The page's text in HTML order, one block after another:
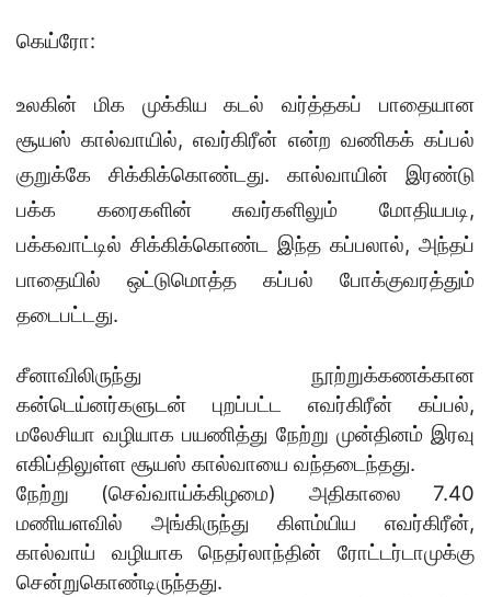
கெய்ரோ:
உலகின் மிக முக்கிய கடல் வர்த்தகப் பாதையான
சூயஸ் கால்வாயில், எவர்கிரீன் என்ற வணிகக் கப்பல்
குறுக்கே சிக்கிக்கொண்டது. கால்வாயின் இரண்டு
பக்க கரைகளின் சுவர்களிலும் மோதியபடி,
பக்கவாட்டில் சிக்கிக்கொண்ட இந்த கப்பலால், அந்தப்
பாதையில் ஒட்டுமொத்த கப்பல் போக்குவரத்தும்
தடைபட்டது.
சீனாவிலிருந்து நூற்றுக்கணக்கான
கன்டெய்னர்களுடன் புறப்பட்ட எவர்கிரீன் கப்பல்,
மலேசியா வழியாக பயணித்து நேற்று முன்தினம் இரவு
எகிப்திலுள்ள சூயஸ் கால்வாயை வந்தடைந்தது.
நேற்று (செவ்வாய்க்கிழமை) அதிகாலை 7.40
மணியளவில் அங்கிருந்து கிளம்யிய எவர்கிரீன்,
கால்வாய் வழியாக நெதர்லாந்தின் ரோட்டர்டாமுக்கு
சென்றுகொண்டிருந்தது.